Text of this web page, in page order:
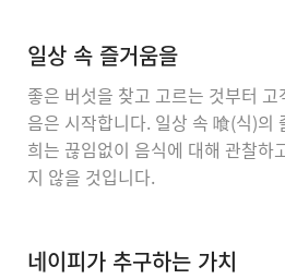
일상 속 즐거움을
좋은 버섯을 찾고 고르는 것부터
음은 시작합니다. 일상 속 喰(식)의
희는 끊임없이 음식에 대해 관찰하
지 않을 것입니다.
네이피가 추구하는 가치